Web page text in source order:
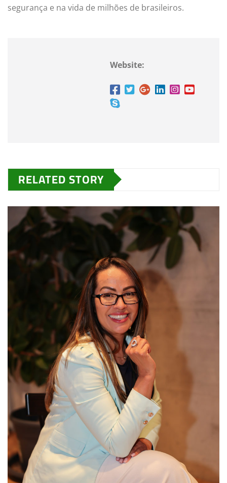
segurança e na vida de milhões de brasileiros.
Website:
RELATED STORY